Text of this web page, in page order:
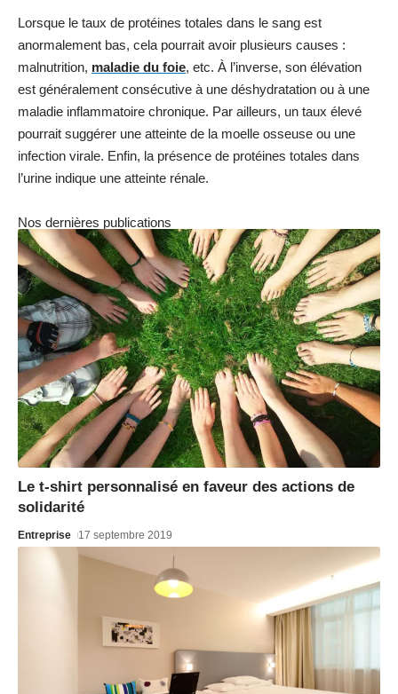
Lorsque le taux de protéines totales dans le sang est
anormalement bas, cela pourrait avoir plusieurs causes :
malnutrition, maladie du foie, etc. À l’inverse, son élévation
est généralement consécutive à une déshydratation ou à une
maladie inflammatoire chronique. Par ailleurs, un taux élevé
pourrait suggérer une atteinte de la moelle osseuse ou une
infection virale. Enfin, la présence de protéines totales dans
l’urine indique une atteinte rénale.
Nos dernières publications
Le t-shirt personnalisé en faveur des actions de
solidarité
Entreprise 17 septembre 2019